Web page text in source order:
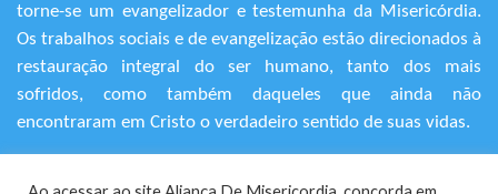
torne-se um evangelizador e testemunha da Misericórdia.
Os trabalhos sociais e de evangelização estão direcionados à
restauração integral do ser humano, tanto dos mais
sofridos, como também daqueles que ainda não
encontraram em Cristo o verdadeiro sentido de suas vidas.